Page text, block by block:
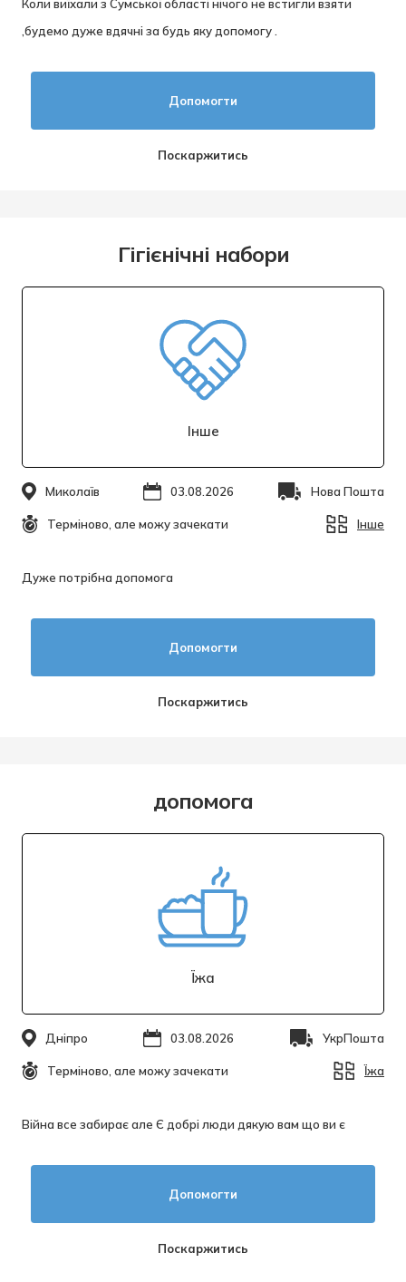
Коли виїхали з Сумської області нічого не встигли взяти
,будемо дуже вдячні за будь яку допомогу .
Поскаржитись
Допомогти
Гігієнічні набори
Інше
Дуже потрібна допомога
Миколаїв 03.08.2026 Нова Пошта
Терміново, але можу зачекати Інше
Поскаржитись
Допомогти
допомога
Їжа
Війна все забирає але Є добрі люди дякую вам що ви є
Дніпро 03.08.2026 УкрПошта
Терміново, але можу зачекати Їжа
Поскаржитись
Допомогти